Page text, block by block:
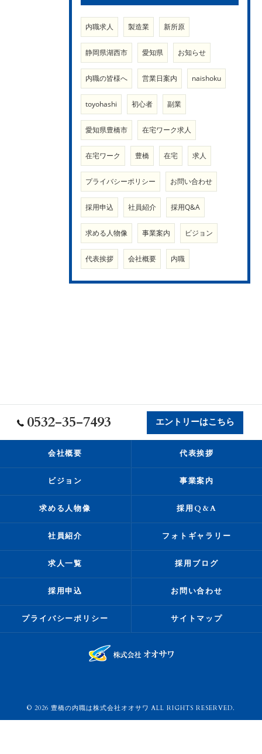
内職求人 製造業 新所原
静岡県湖西市 愛知県 お知らせ
内職の皆様へ 営業日案内 naishoku
toyohashi 初心者 副業
愛知県豊橋市 在宅ワーク求人
在宅ワーク 豊橋 在宅 求人
プライバシーポリシー お問い合わせ
採用申込 社員紹介 採用Q&A
求める人物像 事業案内 ビジョン
代表挨拶 会社概要 内職
0532-35-7493 エントリーはこちら
会社概要 代表挨拶
ビジョン 事業案内
求める人物像 採用Q&A
社員紹介 フォトギャラリー
求人一覧 採用ブログ
採用申込 お問い合わせ
プライバシーポリシー サイトマップ
© 2026 豊橋の内職は株式会社オオサワ ALL RIGHTS RESERVED.